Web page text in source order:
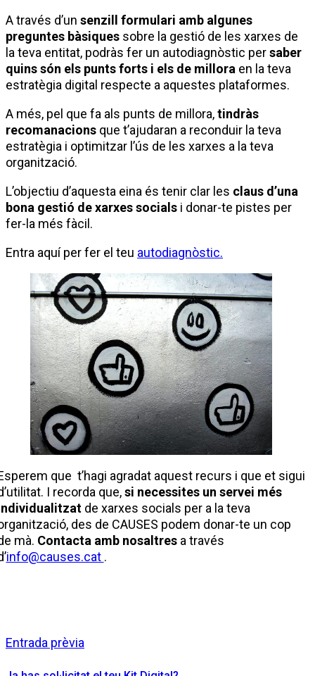
A través d’un senzill formulari amb algunes
preguntes bàsiques sobre la gestió de les xarxes de
la teva entitat, podràs fer un autodiagnòstic persaber
quins són els punts forts i els de millora en la teva
estratègia digital respecte a aquestes plataformes.
A més, pel que fa als punts de millora,tindràs
recomanacions que t’ajudaran a reconduir la teva
estratègia i optimitzar l’ús de les xarxes a la teva
organització.
L’objectiu d’aquesta eina és tenir clar les claus d’una
bona gestió de xarxes socials i donar-te pistes per
fer-la més fàcil.
Entra aquí per fer el teu autodiagnòstic.
que t’hagi agradat aquest recurs i que et sigui
I recorda que,si necessites un servei més
de xarxes socials per a la teva
des de CAUSES podem donar-te un cop
mà. Contacta amb nosaltresa través
info@causes.cat .
Entrada prèvia